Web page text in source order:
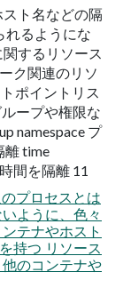
スト名などの隔
れるようにな
関するリソース
ク関連のリソ
ポイントリス
ループや権限な
namespace プ
離 time
間を隔離 11
プロセスとは
ように、⾊々
テナやホスト
持つ リソース
のコンテナや